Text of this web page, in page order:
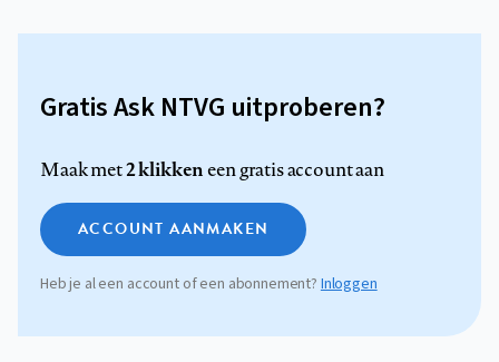
Gratis Ask NTVG uitproberen?
Maak met2 klikkeneen gratis account aan
ACCOUNT AANMAKEN
Heb je al een account of een abonnement?Inloggen